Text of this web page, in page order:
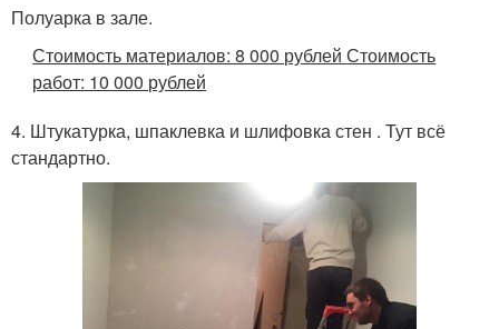
Полуарка в зале.
Стоимость материалов: 8 000 рублейСтоимость
работ: 10 000 рублей
4. Штукатурка, шпаклевка и шлифовка стен . Тут всё
стандартно.